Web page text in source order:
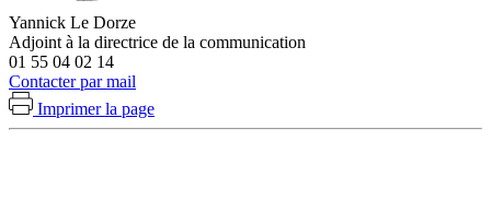
Yannick Le Dorze
Adjoint à la directrice de la communication
01 55 04 02 14
Contacter par mail
Imprimer la page